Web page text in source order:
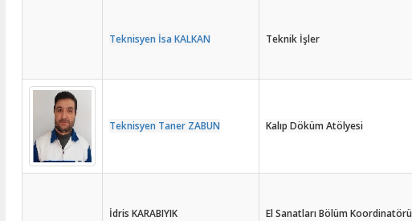
Teknisyen İsa KALKAN Teknik İşler
Teknisyen Taner ZABUN Kalıp Döküm Atölyesi
İdris KARABIYIK El Sanatları Bölüm Koordinatörü